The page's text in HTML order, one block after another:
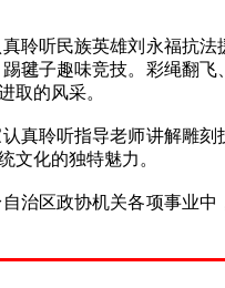
听民族英雄刘永福抗法
毽子趣味竞技。彩绳翻
取的风采。
聆听指导老师讲解雕刻
文化的独特魅力。
区政协机关各项事业中